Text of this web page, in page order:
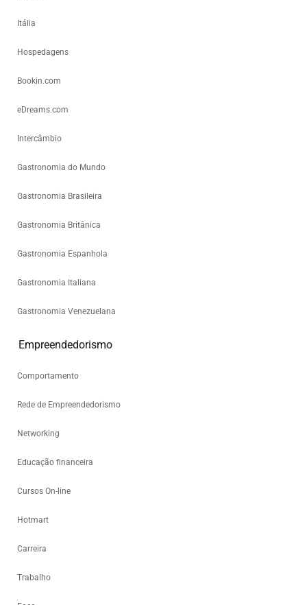
Itália
Hospedagens
Bookin.com
eDreams.com
Intercâmbio
Gastronomia do Mundo
Gastronomia Brasileira
Gastronomia Britânica
Gastronomia Espanhola
Gastronomia Italiana
Gastronomia Venezuelana
Empreendedorismo
Comportamento
Rede de Empreendedorismo
Networking
Educação financeira
Cursos On-line
Hotmart
Carreira
Trabalho